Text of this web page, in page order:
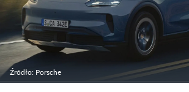
Źródło: Porsche